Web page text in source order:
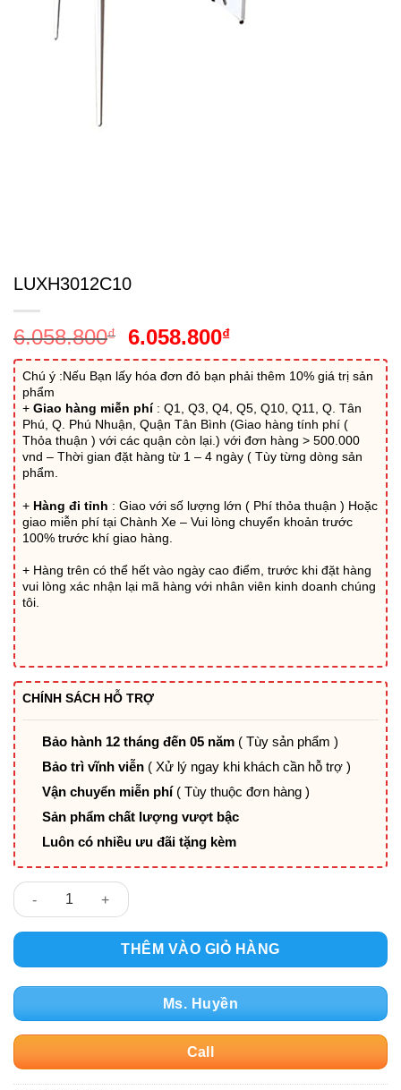
LUXH3012C10
6.058.800₫
Giá
gốc
là:
6.058.800₫.
6.058.800₫Giá
hiện
tại
là:
6.058.800₫.
Chú ý :Nếu Bạn lấy hóa đơn đỏ bạn phải thêm 10% giá trị sản
phẩm
+ Giao hàng miễn phí: Q1, Q3, Q4, Q5, Q10, Q11, Q. Tân
Phú, Q. Phú Nhuận, Quận Tân Bình (Giao hàng tính phí (
Thỏa thuận ) với các quận còn lại.) với đơn hàng > 500.000
vnd – Thời gian đặt hàng từ 1 – 4 ngày ( Tùy từng dòng sản
phẩm.
+ Hàng đi tỉnh : Giao với số lượng lớn ( Phí thỏa thuận ) Hoặc
giao miễn phí tại Chành Xe – Vui lòng chuyển khoản trước
100% trước khí giao hàng.
+ Hàng trên có thể hết vào ngày cao điểm, trước khi đặt hàng
vui lòng xác nhận lại mã hàng với nhân viên kinh doanh chúng
tôi.
CHÍNH SÁCH HỖ TRỢ
Bảo hành 12 tháng đến 05 năm ( Tùy sản phẩm )
Bảo trì vĩnh viễn ( Xử lý ngay khi khách cần hỗ trợ )
Vận chuyển miễn phí ( Tùy thuộc đơn hàng )
Sản phẩm chất lượng vượt bậc
Luôn có nhiều ưu đãi tặng kèm
LUXH3012C10 số lượng
THÊM VÀO GIỎ HÀNG
Ms. Huyền
Call